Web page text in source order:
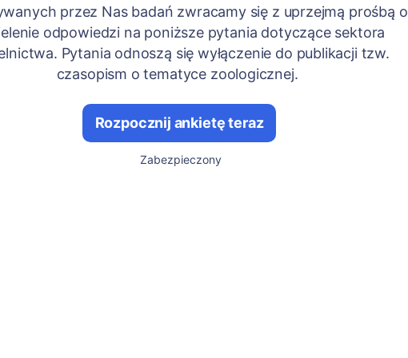
przez Nas badań zwracamy się z uprzejmą prośbą o
odpowiedzi na poniższe pytania dotyczące sektora
Pytania odnoszą się wyłączenie do publikacji tzw.
czasopism o tematyce zoologicznej.
Rozpocznij ankietę teraz
Zabezpieczony